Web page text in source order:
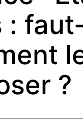
:
?